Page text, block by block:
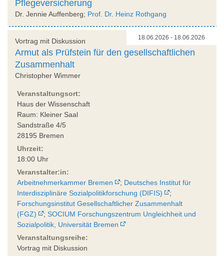
Pflegeversicherung
Dr. Jennie Auffenberg; Prof. Dr. Heinz Rothgang
18.06.2026 - 18.06.2026
Vortrag mit Diskussion
Armut als Prüfstein für den gesellschaftlichen
Zusammenhalt
Christopher Wimmer
Veranstaltungsort:
Haus der Wissenschaft
Raum: Kleiner Saal
Sandstraße 4/5
28195 Bremen
Uhrzeit:
18:00 Uhr
Veranstalter:in:
Arbeitnehmerkammer Bremen
; Deutsches Institut für
Interdisziplinäre Sozialpolitikforschung (DIFIS)
;
Forschungsinstitut Gesellschaftlicher Zusammenhalt
(FGZ)
; SOCIUM Forschungszentrum Ungleichheit und
Sozialpolitik, Universität Bremen
Veranstaltungsreihe:
Vortrag mit Diskussion